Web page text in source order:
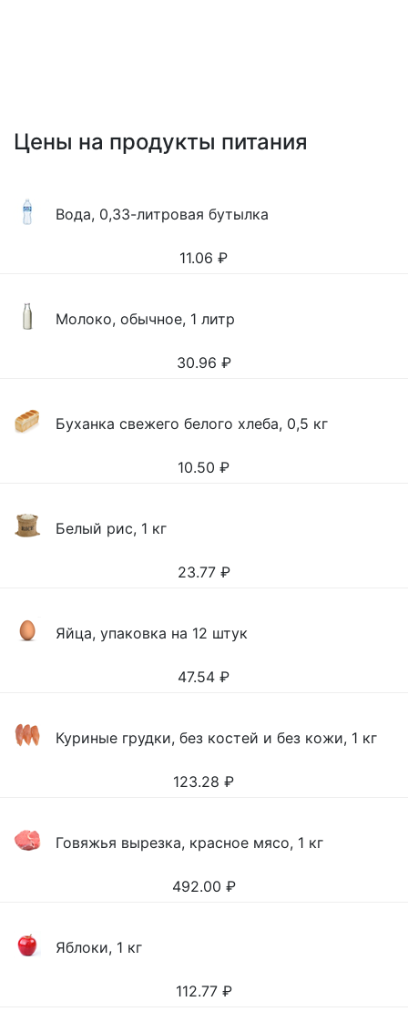
Цены на продукты питания
Вода, 0,33-литровая бутылка
11.06 ₽
Молоко, обычное, 1 литр
30.96 ₽
Буханка свежего белого хлеба, 0,5 кг
10.50 ₽
Белый рис, 1 кг
23.77 ₽
Яйца, упаковка на 12 штук
47.54 ₽
Куриные грудки, без костей и без кожи, 1 кг
123.28 ₽
Говяжья вырезка, красное мясо, 1 кг
492.00 ₽
Яблоки, 1 кг
112.77 ₽